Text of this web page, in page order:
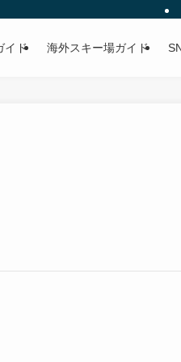
イド 海外スキー場ガイド